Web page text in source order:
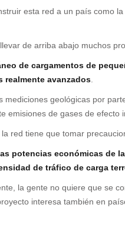
esta red a un país como
de arriba abajo muchos
de cargamentos de
realmente avanzados
geológicas por
de gases de efecto
red tiene que tomar
potencias económicas
de tráfico de carga
la gente no quiere que se
interesa también en